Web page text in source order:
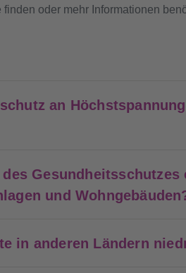
finden oder mehr Informationen
an
Gesundheitsschutzes
und
in anderen Ländern